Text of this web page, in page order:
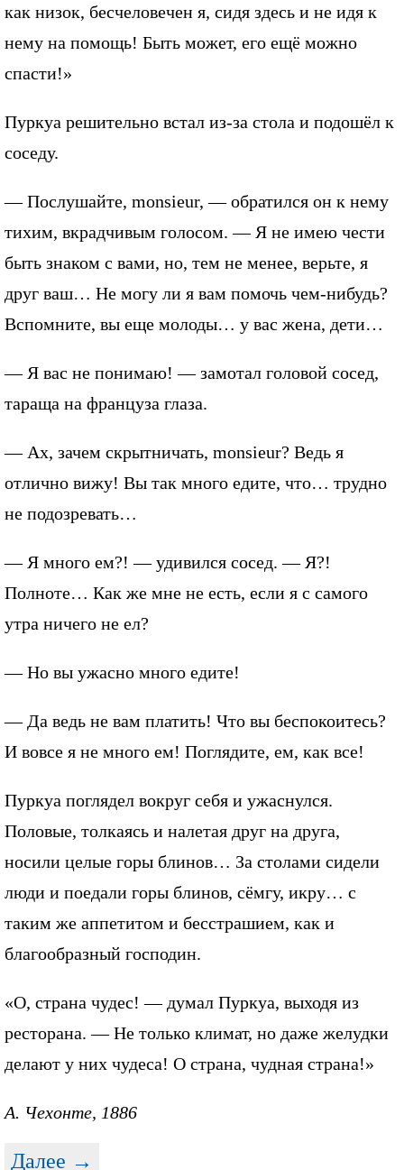
как низок, бесчеловечен я, сидя здесь и не идя к
нему на помощь! Быть может, его ещё можно
спасти!»
Пуркуа решительно встал из-за стола и подошёл к
соседу.
— Послушайте, monsieur, — обратился он к нему
тихим, вкрадчивым голосом. — Я не имею чести
быть знаком с вами, но, тем не менее, верьте, я
друг ваш… Не могу ли я вам помочь чем-нибудь?
Вспомните, вы еще молоды… у вас жена, дети…
— Я вас не понимаю! — замотал головой сосед,
тараща на француза глаза.
— Ах, зачем скрытничать, monsieur? Ведь я
отлично вижу! Вы так много едите, что… трудно
не подозревать…
— Я много ем?! — удивился сосед. — Я?!
Полноте… Как же мне не есть, если я с самого
утра ничего не ел?
— Но вы ужасно много едите!
— Да ведь не вам платить! Что вы беспокоитесь?
И вовсе я не много ем! Поглядите, ем, как все!
Пуркуа поглядел вокруг себя и ужаснулся.
Половые, толкаясь и налетая друг на друга,
носили целые горы блинов… За столами сидели
люди и поедали горы блинов, сёмгу, икру… с
таким же аппетитом и бесстрашием, как и
благообразный господин.
«О, страна чудес! — думал Пуркуа, выходя из
ресторана. — Не только климат, но даже желудки
делают у них чудеса! О страна, чудная страна!»
А. Чехонте, 1886
Далее →